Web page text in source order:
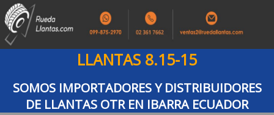
LLANTAS 8.15-15
SOMOS IMPORTADORES Y DISTRIBUIDORES
DE LLANTAS OTR EN IBARRA ECUADOR